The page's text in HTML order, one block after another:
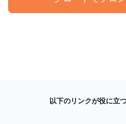
以下のリンクが役に立